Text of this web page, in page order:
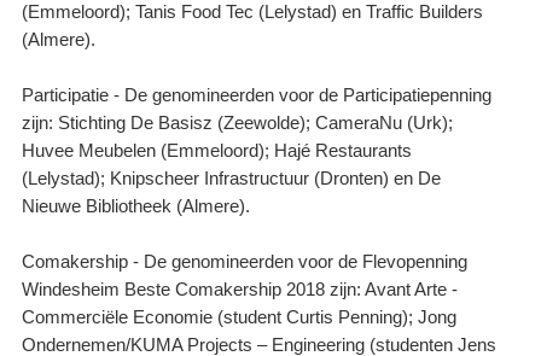
(Emmeloord); Tanis Food Tec (Lelystad) en Traffic Builders
(Almere).
Participatie - De genomineerden voor de Participatiepenning
zijn: Stichting De Basisz (Zeewolde); CameraNu (Urk);
Huvee Meubelen (Emmeloord); Hajé Restaurants
(Lelystad); Knipscheer Infrastructuur (Dronten) en De
Nieuwe Bibliotheek (Almere).
Comakership - De genomineerden voor de Flevopenning
Windesheim Beste Comakership 2018 zijn: Avant Arte -
Commerciële Economie (student Curtis Penning); Jong
Ondernemen/KUMA Projects – Engineering (studenten Jens